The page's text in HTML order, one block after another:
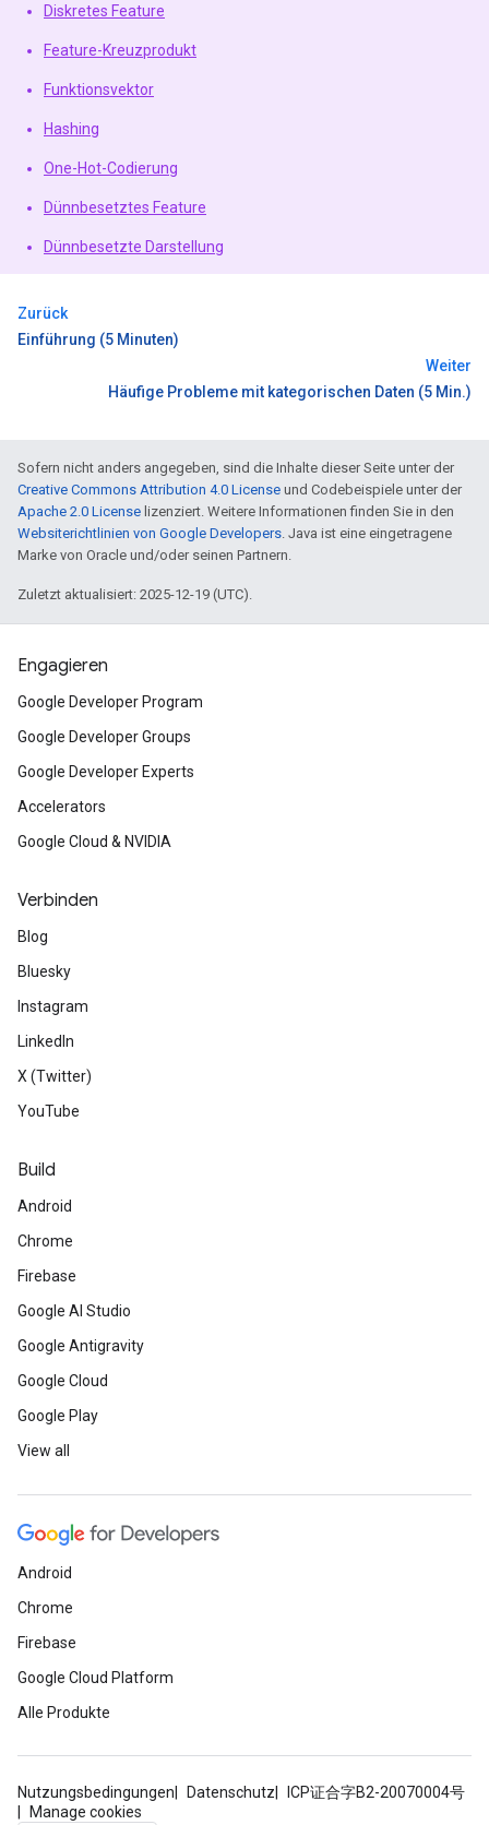
Diskretes Feature
Feature-Kreuzprodukt
Funktionsvektor
Hashing
One-Hot-Codierung
Dünnbesetztes Feature
Dünnbesetzte Darstellung
Zurück
Einführung (5 Minuten)
Weiter
Häufige Probleme mit kategorischen Daten (5 Min.)
Sofern nicht anders angegeben, sind die Inhalte dieser Seite unter der
Creative Commons Attribution 4.0 License und Codebeispiele unter der
Apache 2.0 License lizenziert. Weitere Informationen finden Sie in den
Websiterichtlinien von Google Developers . Java ist eine eingetragene
Marke von Oracle und/oder seinen Partnern.
Zuletzt aktualisiert: 2025-12-19 (UTC).
Engagieren
Google Developer Program
Google Developer Groups
Google Developer Experts
Accelerators
Google Cloud & NVIDIA
Verbinden
Blog
Bluesky
Instagram
LinkedIn
X (Twitter)
YouTube
Build
Android
Chrome
Firebase
Google AI Studio
Google Antigravity
Google Cloud
Google Play
View all
Android
Chrome
Firebase
Google Cloud Platform
Alle Produkte
Nutzungsbedingungen Datenschutz
ICP证合字B2-20070004号
Manage cookies